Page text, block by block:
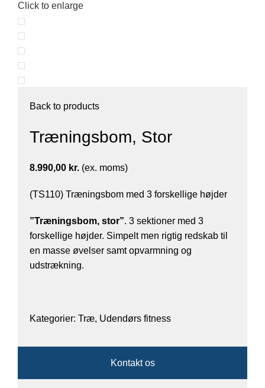
Click to enlarge
Back to products
Træningsbom, Stor
8.990,00 kr. (ex. moms)
(TS110) Træningsbom med 3 forskellige højder
”Træningsbom, stor”. 3 sektioner med 3
forskellige højder. Simpelt men rigtig redskab til
en masse øvelser samt opvarmning og
udstrækning.
Kategorier: Træ, Udendørs fitness
Kontakt os